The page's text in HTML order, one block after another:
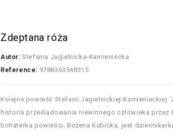
Zdeptana róża
Autor: Stefania Jagielnicka-Kamieniecka
Reference: 9788363548315
Kolejna powieść Stefanii Jagielnickiej-Kamienieckiej
historia prześladowania niewinnego człowieka przez
bohaterka powieści, Bożena Kubicka, jest